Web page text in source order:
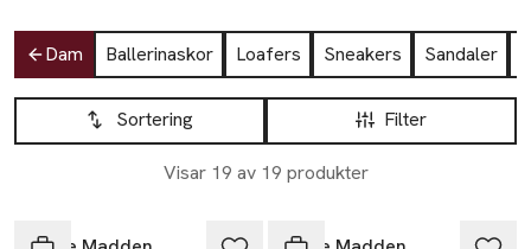
Hoppa till produktsidan
Dam Ballerinaskor Loafers Sneakers Sandaler
Hoppa till produktsidan
Filter
Sortering
Visar 19 av 19 produkter
Lista över produkter